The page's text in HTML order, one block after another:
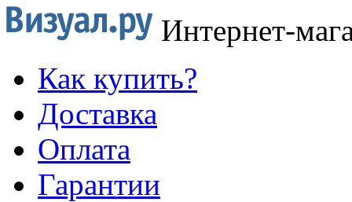
Интернет-
Как купить?
Доставка
Оплата
Гарантии